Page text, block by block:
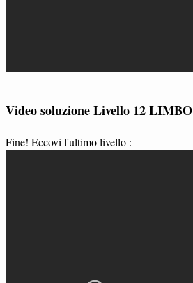
Video soluzione Livello 12 LIMBO
Fine! Eccovi l'ultimo livello :